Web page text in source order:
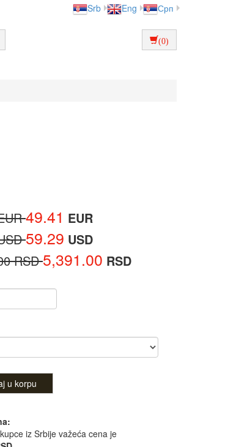
Srb Eng Срп
(0)
49.41 EUR
59.29 USD
RSD5,391.00 RSD
u korpu
iz Srbije važeća cena je